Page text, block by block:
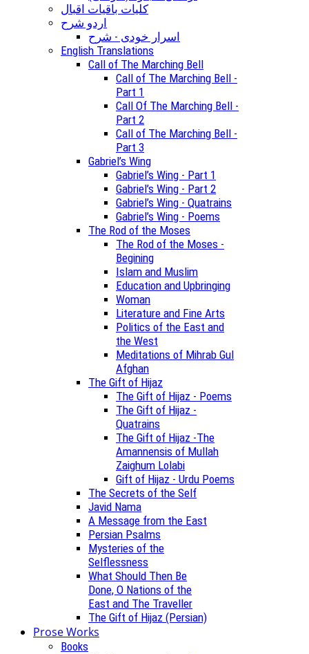
کلیات باقیات اقبال
اردو شرح
اسرار خودی - شرح
English Translations
Call of The Marching Bell
Call of The Marching Bell -
Part 1
Call Of The Marching Bell -
Part 2
Call of The Marching Bell -
Part 3
Gabriel’s Wing
Gabriel’s Wing - Part 1
Gabriel’s Wing - Part 2
Gabriel’s Wing - Quatrains
Gabriel’s Wing - Poems
The Rod of the Moses
The Rod of the Moses -
Begining
Islam and Muslim
Education and Upbringing
Woman
Literature and Fine Arts
Politics of the East and
the West
Meditations of Mihrab Gul
Afghan
The Gift of Hijaz
The Gift of Hijaz - Poems
The Gift of Hijaz -
Quatrains
The Gift of Hijaz -The
Amannensis of Mullah
Zaighum Lolabi
Gift of Hijaz - Urdu Poems
The Secrets of the Self
Javid Nama
A Message from the East
Persian Psalms
Mysteries of the
Selflessness
What Should Then Be
Done, O Nations of the
East and The Traveller
The Gift of Hijaz (Persian)
Prose Works
Books